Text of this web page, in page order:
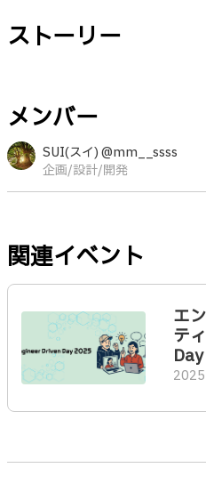
ストーリー
メンバー
SUI(スイ) @mm__ssss
企画/設計/開発
関連イベント
エ
テ